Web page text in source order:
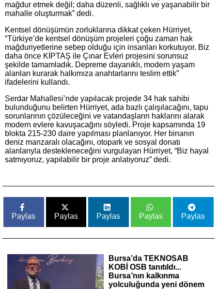
mağdur etmek değil; daha düzenli, sağlıklı ve yaşanabilir bir
mahalle oluşturmak” dedi.
Kentsel dönüşümün zorluklarına dikkat çeken Hürriyet,
“Türkiye’de kentsel dönüşüm projeleri çoğu zaman hak
mağduriyetlerine sebep olduğu için insanları korkutuyor. Biz
daha önce KİPTAŞ ile Çınar Evleri projesini sorunsuz
şekilde tamamladık. Depreme dayanıklı, modern yaşam
alanları kurarak halkımıza anahtarlarını teslim ettik”
ifadelerini kullandı.
Serdar Mahallesi’nde yapılacak projede 34 hak sahibi
bulunduğunu belirten Hürriyet, ada bazlı çalışılacağını, tapu
sorunlarının çözüleceğini ve vatandaşların haklarını alarak
modern evlere kavuşacağını söyledi. Proje kapsamında 19
blokta 215-230 daire yapılması planlanıyor. Her binanın
deniz manzaralı olacağını, otopark ve sosyal donatı
alanlarıyla destekleneceğini vurgulayan Hürriyet, “Biz hayal
satmıyoruz, yapılabilir bir proje anlatıyoruz” dedi.
Paylas Paylas Paylas Paylas Paylas
Bursa’da TEKNOSAB
KOBİ OSB tanıtıldı...
Bursa’nın kalkınma
yolculuğunda yeni dönem